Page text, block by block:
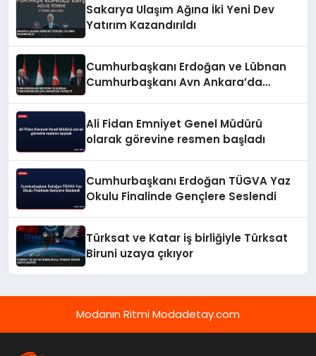
Sakarya Ulaşım Ağına İki Yeni Dev
Yatırım Kazandırıldı
Cumhurbaşkanı Erdoğan ve Lübnan
Cumhurbaşkanı Avn Ankara’da
Ali Fidan Emniyet Genel Müdürü
olarak görevine resmen başladı
Cumhurbaşkanı Erdoğan TÜGVA Yaz
Okulu Finalinde Gençlere Seslendi
Türksat ve Katar iş birliğiyle Türksat
Biruni uzaya çıkıyor
Modanın Ritmi Modadetay.com